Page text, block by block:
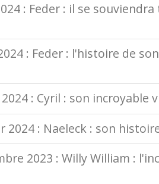
: Feder : il se
: Feder : l'histoire de
: Cyril : son incroyable
: Naeleck : son
2023 : Willy William :